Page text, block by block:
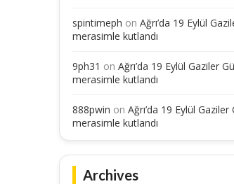
spintimeph on Ağrı’da 19 Eylül
merasimle kutlandı
9ph31 on Ağrı’da 19 Eylül Gaziler
merasimle kutlandı
888pwin on Ağrı’da 19 Eylül Gaziler
merasimle kutlandı
Archives